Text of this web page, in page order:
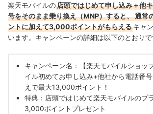
楽天モバイルの店頭ではじめて申し込み＋他
号をそのまま乗り換え（MNP）すると、 通
ントに加えて3,000ポイントがもらえるキャ
います。キャンペーンの詳細は以下のとおりで
キャンペーン名：【楽天モバイルショッ
イル初めてお申し込み+他社から電話番
えで最大13,000ポイント！
特典：店頭ではじめて楽天モバイルのプ
3,000ポイントプレゼント